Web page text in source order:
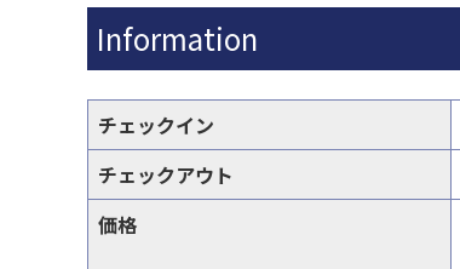
Information
チェックイン
チェックアウト
価格